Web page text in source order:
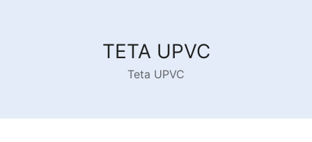
TETA UPVC
Teta UPVC